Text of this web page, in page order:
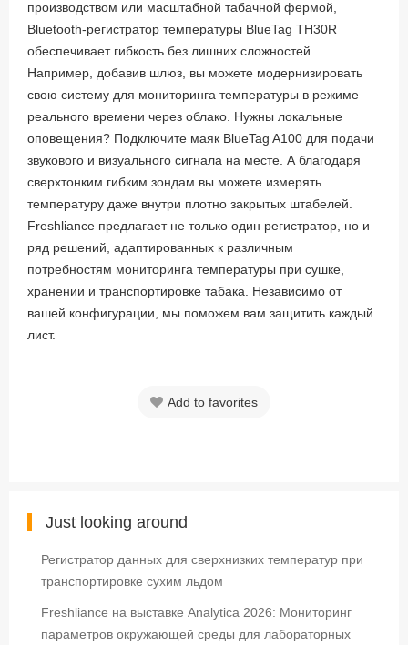
производством или масштабной табачной фермой,
Bluetooth-регистратор температуры BlueTag TH30R
обеспечивает гибкость без лишних сложностей.
Например, добавив шлюз, вы можете модернизировать
свою систему для мониторинга температуры в режиме
реального времени через облако. Нужны локальные
оповещения? Подключите маяк BlueTag A100 для подачи
звукового и визуального сигнала на месте. А благодаря
сверхтонким гибким зондам вы можете измерять
температуру даже внутри плотно закрытых штабелей.
Freshliance предлагает не только один регистратор, но и
ряд решений, адаптированных к различным
потребностям мониторинга температуры при сушке,
хранении и транспортировке табака. Независимо от
вашей конфигурации, мы поможем вам защитить каждый
лист.
Add to favorites
Just looking around
Регистратор данных для сверхнизких температур при
транспортировке сухим льдом
Freshliance на выставке Analytica 2026: Мониторинг
параметров окружающей среды для лабораторных